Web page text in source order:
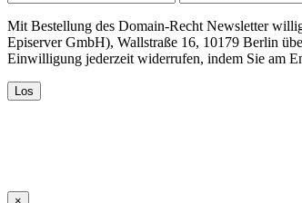
Mit Bestellung des Domain-Recht Newsletter
Episerver GmbH), Wallstraße 16, 10179 Berlin
Einwilligung jederzeit widerrufen, indem Sie am